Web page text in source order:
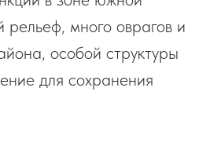
рельеф, много оврагов и
особой структуры
для сохранения